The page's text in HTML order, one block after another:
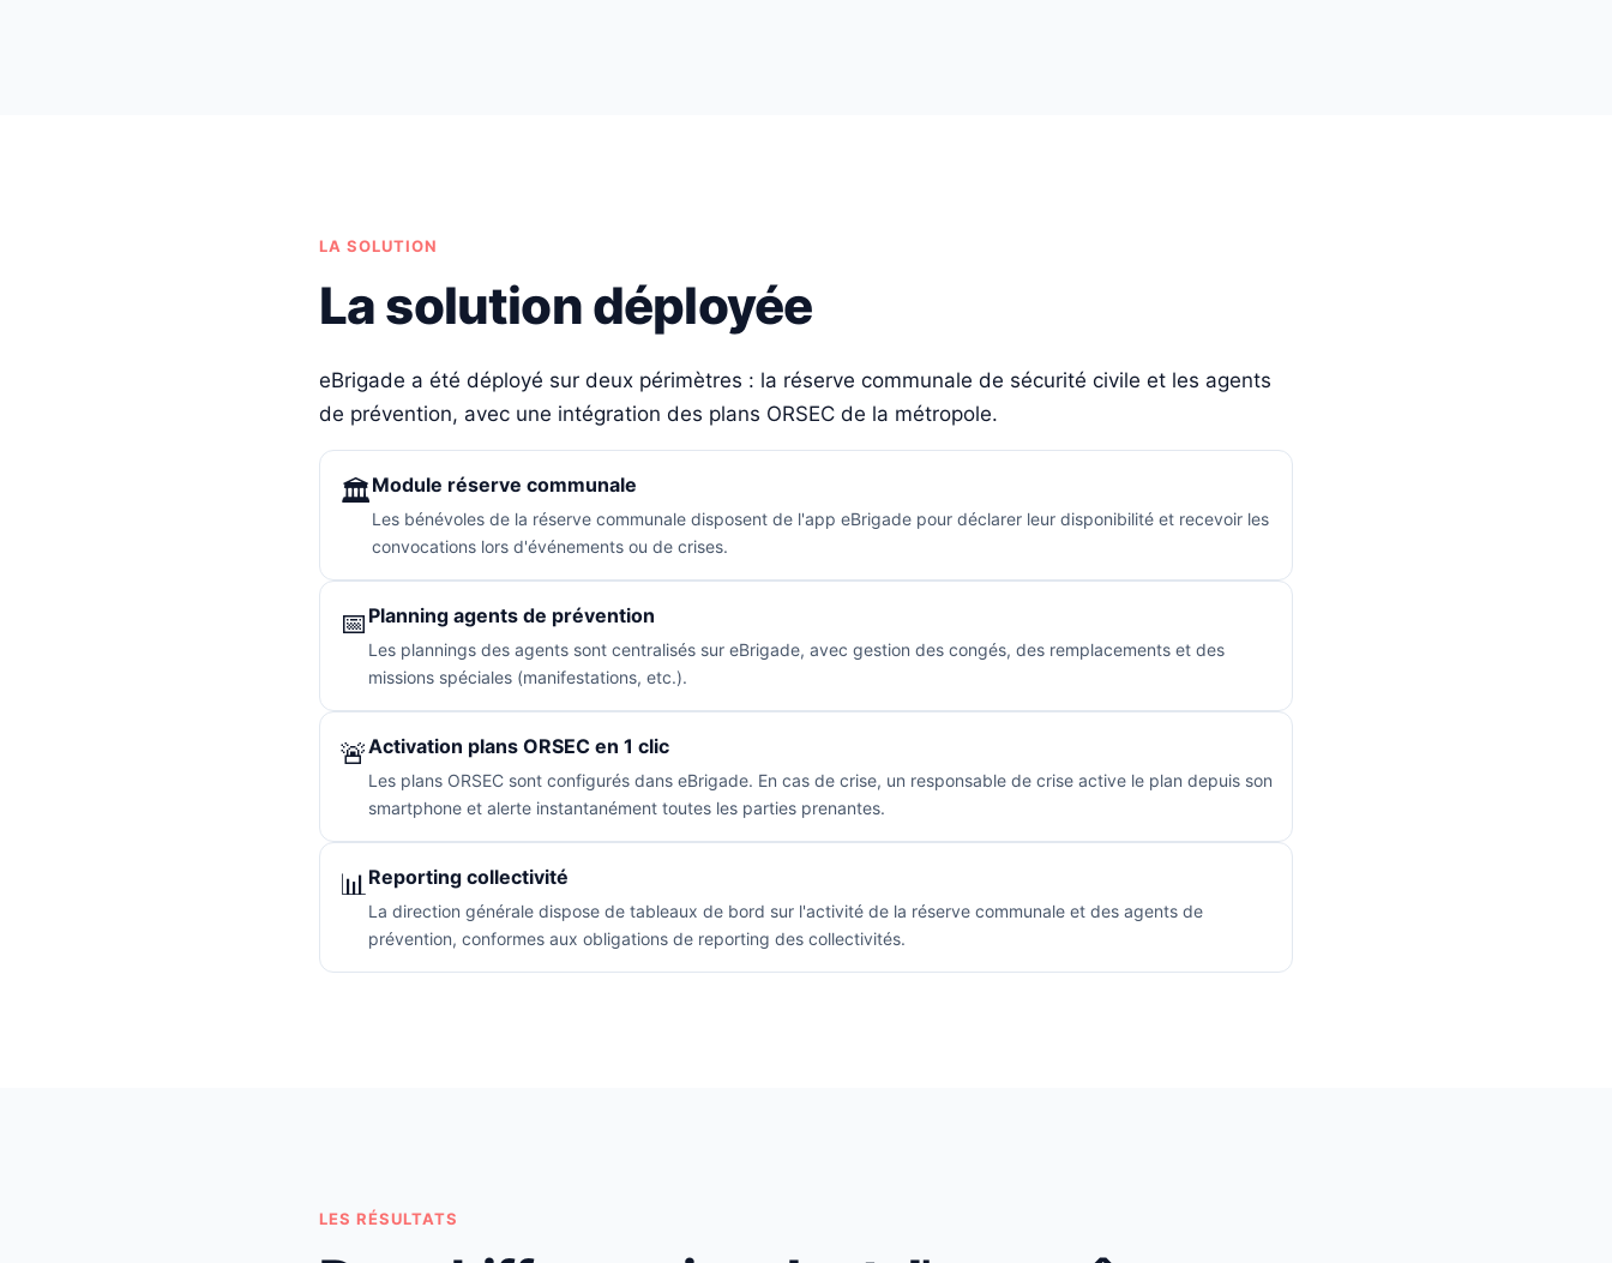
LA SOLUTION
La solution déployée
eBrigade a été déployé sur deux périmètres : la réserve communale de sécurité civile et les agents
de prévention, avec une intégration des plans ORSEC de la métropole.
🏛️Module réserve communale
Les bénévoles de la réserve communale disposent de l'app eBrigade pour déclarer leur disponibilité et recevoir les
convocations lors d'événements ou de crises.
📅 Planning agents de prévention
Les plannings des agents sont centralisés sur eBrigade, avec gestion des congés, des remplacements et des
missions spéciales (manifestations, etc.).
🚨Activation plans ORSEC en 1 clic
Les plans ORSEC sont configurés dans eBrigade. En cas de crise, un responsable de crise active le plan depuis son
smartphone et alerte instantanément toutes les parties prenantes.
📊Reporting collectivité
La direction générale dispose de tableaux de bord sur l'activité de la réserve communale et des agents de
prévention, conformes aux obligations de reporting des collectivités.
LES RÉSULTATS